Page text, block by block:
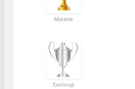
Meister
Eurocup